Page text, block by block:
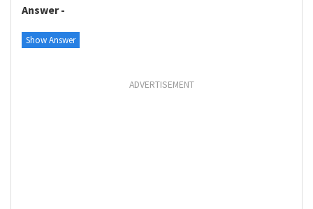
Answer -
Show Answer
ADVERTISEMENT